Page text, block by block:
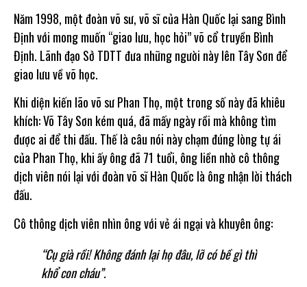
Năm 1998, một đoàn võ sư, võ sĩ của Hàn Quốc lại sang Bình
Định với mong muốn “giao lưu, học hỏi” võ cổ truyền Bình
Định. Lãnh đạo Sở TDTT đưa những người này lên Tây Sơn để
giao lưu về võ học.
Khi diện kiến lão võ sư Phan Thọ, một trong số này đã khiêu
khích: Võ Tây Sơn kém quá, đã mấy ngày rồi mà không tìm
được ai để thi đấu. Thế là câu nói này chạm đúng lòng tự ái
của Phan Thọ, khi ấy ông đã 71 tuổi, ông liền nhờ cô thông
dịch viên nói lại với đoàn võ sĩ Hàn Quốc là ông nhận lời thách
đấu.
Cô thông dịch viên nhìn ông với vẻ ái ngại và khuyên ông:
“Cụ già rồi! Không đánh lại họ đâu, lỡ có bề gì thì
khổ con cháu”.